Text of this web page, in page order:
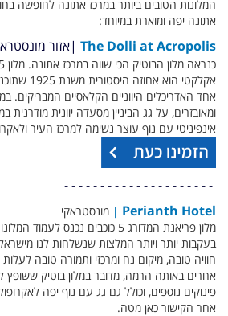
המלונות הטובים ביותר במרכז אתונה לחופשה
אתונה יפה ומוארת במיוחד:
The Dolli at Acropolis |אזור
אקלקטי הוא
ומאובזרים, על גג הביניין מסעדה יוונית מודרנית
אינפיניטי עם נוף עוצר נשימה למרכז העיר
- - - - - - - - - - - - - - - - - - - - -
Perianth Hotel
| מונסטראקי
מלון פריאנת המדורג 5 כוכבים נכנס
בעקבות יותר ויותר המלצות שנשלחות לנו
חוויה טובה, מיקום נח ומרכזי ותמורה טובה
אחרים באותה הרמה, מדובר במלון בוטיק ששופץ
פינוקים נוספים, וכולל גם גג עם נוף יפה
אחר הקישור כאן מטה.